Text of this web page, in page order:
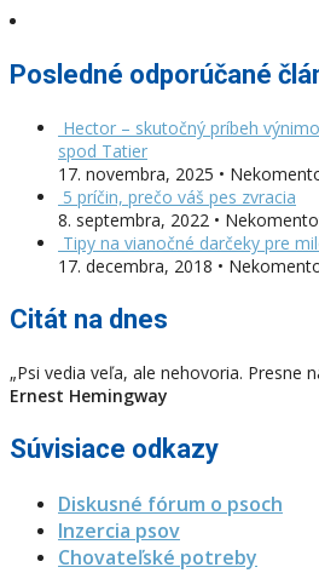
Posledné odporúčané
Hector – skutočný príbeh
spod Tatier
17. novembra, 2025 •
5 príčin, prečo váš pes zvracia
8. septembra, 2022 •
Tipy na vianočné darčeky pre
17. decembra, 2018 •
Citát na dnes
„Psi vedia veľa, ale nehovoria. Presne
Ernest Hemingway
Súvisiace odkazy
Diskusné fórum o psoch
Inzercia psov
Chovateľské potreby